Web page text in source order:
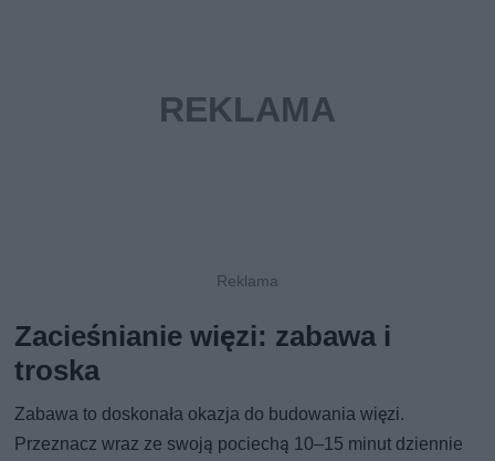
Zacieśnianie więzi: zabawa i
troska
Zabawa to doskonała okazja do budowania więzi.
Przeznacz wraz ze swoją pociechą 10–15 minut dziennie